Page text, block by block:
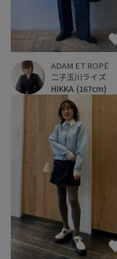
ADAM ET ROPÉ
二子玉川ライズ
HIKKA (167cm)